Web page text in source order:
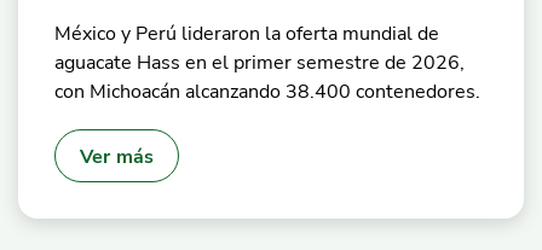
México y Perú lideraron la oferta mundial de
aguacate Hass en el primer semestre de 2026,
con Michoacán alcanzando 38.400 contenedores.
Ver más